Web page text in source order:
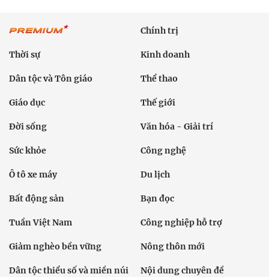
Chính trị
Thời sự Kinh doanh
Dân tộc và Tôn giáo Thể thao
Giáo dục Thế giới
Đời sống Văn hóa - Giải trí
Sức khỏe Công nghệ
Ô tô xe máy Du lịch
Bất động sản Bạn đọc
Tuần Việt Nam Công nghiệp hỗ trợ
Giảm nghèo bền vững Nông thôn mới
Dân tộc thiểu số và miền núi Nội dung chuyên đề